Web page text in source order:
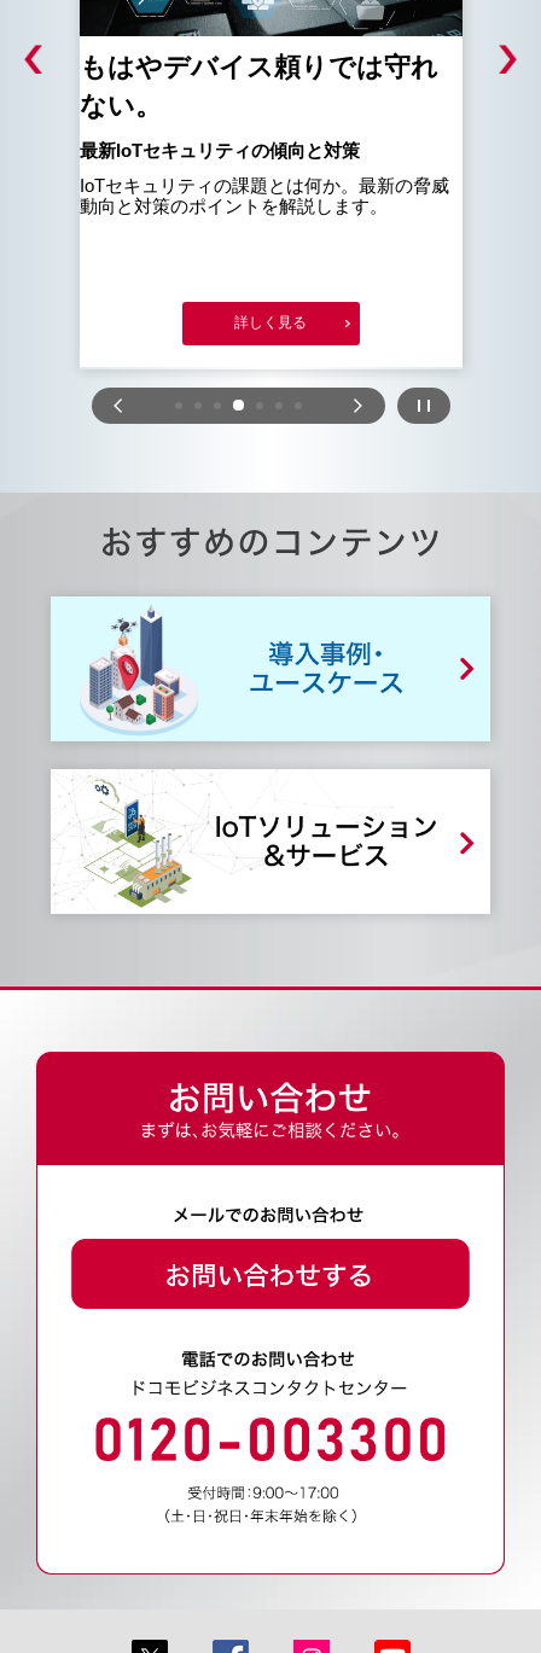
もはやデバイス頼りでは守れ
ない。
最新IoTセキュリティの傾向と対策
IoTセキュリティの課題とは何か。最新の脅威
動向と対策のポイントを解説します。
詳しく見る